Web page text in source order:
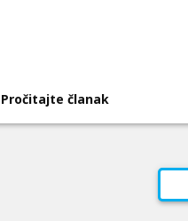
Pročitajte članak